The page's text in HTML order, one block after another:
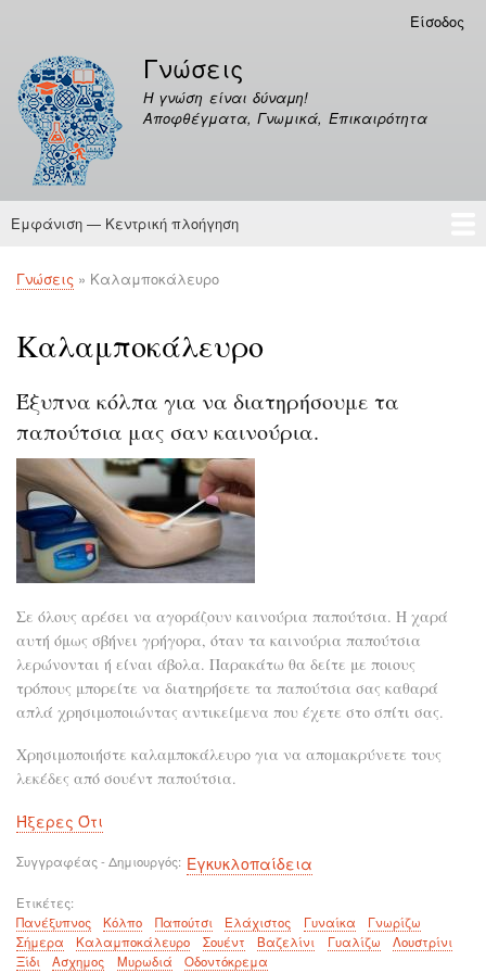
περιεχόμενο
λογαριασμού
χρήστη
Είσοδος
Γνώσεις
Η γνώση είναι δύναμη!
Αποφθέγματα, Γνωμικά, Επικαιρότητα
Κεντρική
Εμφάνιση — Κεντρική πλοήγηση
Γνώσεις
Αποφθέγματα
Breadcrumb
Γνώσεις Καλαμποκάλευρο
Καλαμποκάλευρο
Έξυπνα κόλπα για να διατηρήσουμε τα
παπούτσια μας σαν καινούρια.
Σε όλους αρέσει να αγοράζουν καινούρια παπούτσια. Η χαρά
αυτή όμως σβήνει γρήγορα, όταν τα καινούρια παπούτσια
λερώνονται ή είναι άβολα. Παρακάτω θα δείτε με ποιους
τρόπους μπορείτε να διατηρήσετε τα παπούτσια σας καθαρά
απλά χρησιμοποιώντας αντικείμενα που έχετε στο σπίτι σας.
Χρησιμοποιήστε καλαμποκάλευρο για να απομακρύνετε τους
λεκέδες από σουέντ παπούτσια.
Ήξερες Ότι
Συγγραφέας - Δημιουργός Εγκυκλοπαίδεια
Ετικέτες
Πανέξυπνος
Κόλπο Παπούτσι Ελάχιστος Γυναίκα
Γνωρίζω
Σήμερα
Καλαμποκάλευρο Σουέντ Βαζελίνι Γυαλίζω
Λουστρίνι
Ξίδι
Ασχημος Μυρωδιά Οδοντόκρεμα